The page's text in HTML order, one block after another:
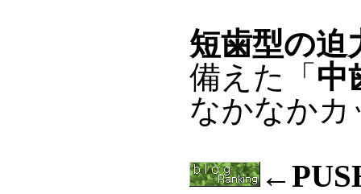
短歯型の迫
備えた「 中
なかなか